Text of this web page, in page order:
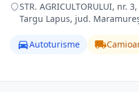
STR. AGRICULTORULUI, nr.
Targu Lapus, jud.
Autoturisme